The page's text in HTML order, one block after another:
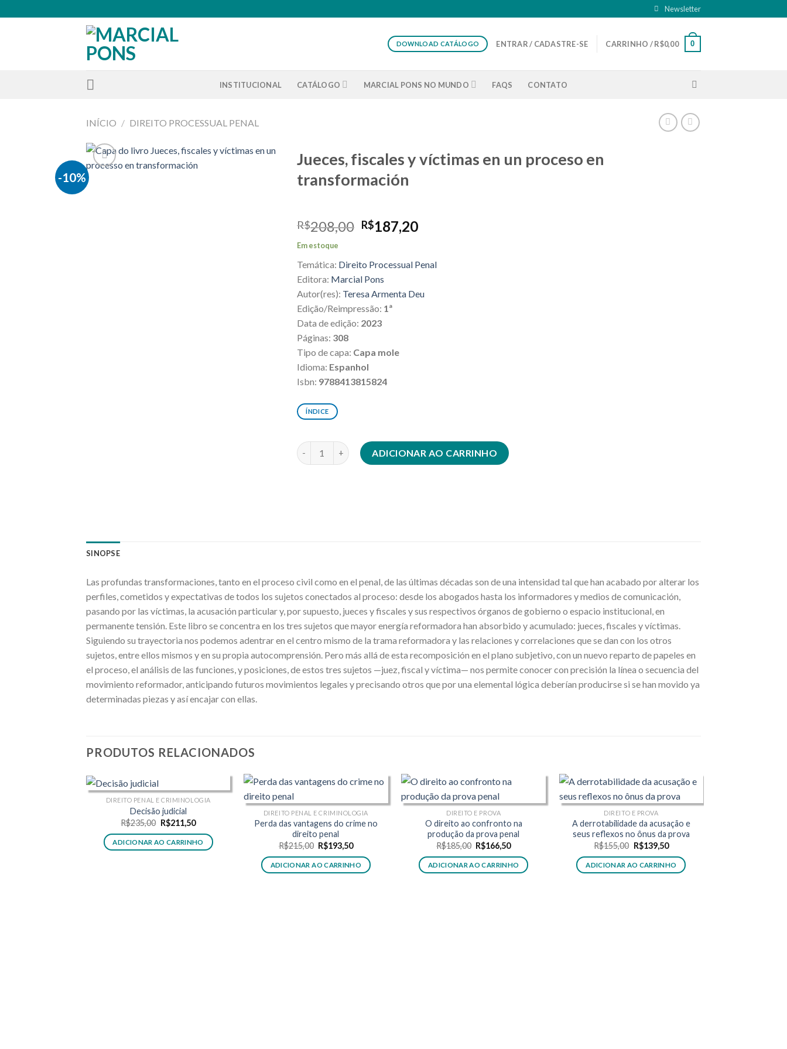
to
Newsletter
DOWNLOAD CATÁLOGO ENTRAR / CADASTRE-SE CARRINHO /R$0,00 0
INSTITUCIONAL CATÁLOGO MARCIAL PONS NO MUNDO FAQS CONTATO
INÍCIO / DIREITO PROCESSUAL PENAL
-10%
Jueces, fiscales y víctimas en un proceso en
transformación
R$208,00 O
era:
R$208,00.
R$187,20O
é:
Em estoque
Temática: Direito Processual Penal
Editora: Marcial Pons
Autor(res): Teresa Armenta Deu
Edição/Reimpressão: 1ª
Data de edição: 2023
Páginas: 308
Tipo de capa: Capa mole
Idioma: Espanhol
Isbn: 9788413815824
ÍNDICE
Jueces, fiscales y víctimas en un proceso en transformación quantidade
ADICIONAR AO CARRINHO
SINOPSE
Las profundas transformaciones, tanto en el proceso civil como en el penal, de las últimas décadas son de una intensidad tal que han acabado por alterar los
perfiles, cometidos y expectativas de todos los sujetos conectados al proceso: desde los abogados hasta los informadores y medios de comunicación,
pasando por las víctimas, la acusación particular y, por supuesto, jueces y fiscales y sus respectivos órganos de gobierno o espacio institucional, en
permanente tensión. Este libro se concentra en los tres sujetos que mayor energía reformadora han absorbido y acumulado: jueces, fiscales y víctimas.
Siguiendo su trayectoria nos podemos adentrar en el centro mismo de la trama reformadora y las relaciones y correlaciones que se dan con los otros
sujetos, entre ellos mismos y en su propia autocomprensión. Pero más allá de esta recomposición en el plano subjetivo, con un nuevo reparto de papeles en
el proceso, el análisis de las funciones, y posiciones, de estos tres sujetos —juez, fiscal y víctima— nos permite conocer con precisión la línea o secuencia del
movimiento reformador, anticipando futuros movimientos legales y precisando otros que por una elemental lógica deberían producirse si se han movido ya
determinadas piezas y así encajar con ellas.
PRODUTOS RELACIONADOS
DIREITO PENAL E CRIMINOLOGIA
Decisão judicial
R$235,00 O
preço
original
era:
R$211,50O
atual
é:
ADICIONAR AO CARRINHO
DIREITO PENAL E CRIMINOLOGIA
Perda das vantagens do crime no
direito penal
R$215,00 O
preço
original
era:
R$193,50O
atual
é:
ADICIONAR AO CARRINHO
DIREITO E PROVA
O direito ao confronto na
produção da prova penal
R$185,00 O
preço
original
era:
R$166,50O
atual
é:
ADICIONAR AO CARRINHO
DIREITO E PROVA
A derrotabilidade da acusação e
seus reflexos no ônus da prova
R$155,00 O
preço
original
era:
R$139,50O
atual
é:
ADICIONAR AO CARRINHO